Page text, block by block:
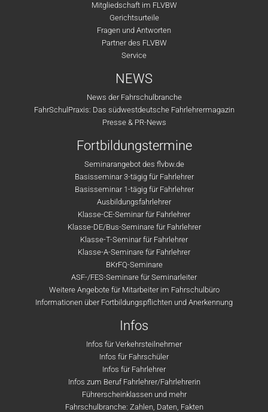
Mitgliedschaft im FLVBW
Gerichtsurteile
Fragen und Antworten
Partner des FLVBW
Service
NEWS
News der Fahrschulbranche
FahrSchulPraxis: Das südwestdeutsche Fahrlehrermagazin
Presse & PR-News
Fortbildungstermine
Seminarangebot des flvbw.de
Basisseminar 3-tägig für Fahrlehrer
Basisseminar 1-tägig für Fahrlehrer
Ausbildungsfahrlehrer
Klasse-CE-Seminar für Fahrlehrer
Klasse-DE/Bus-Seminare für Fahrlehrer
Klasse-T-Seminar für Fahrlehrer
Klasse-A-Seminare für Fahrlehrer
BKrFQ-Seminare
ASF-/FES-Seminare für Seminarleiter
Weitere Angebote für Mitarbeiter im Fahrschulbüro
Informationen über Fortbildungspflichten und Anerkennung
Infos
Infos für Verkehrsteilnehmer
Infos für Fahrschüler
Infos für Fahrlehrer
Infos zum Beruf Fahrlehrer/Fahrlehrerin
Führerscheinklassen und mehr
Fahrschulbranche: Zahlen, Daten, Fakten